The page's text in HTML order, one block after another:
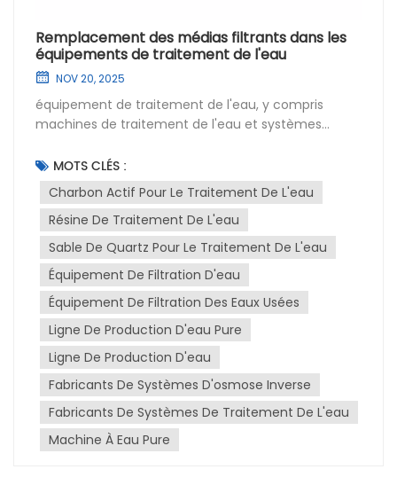
Remplacement des médias filtrants dans les
équipements de traitement de l'eau
NOV 20, 2025
équipement de traitement de l'eau, y compris
machines de traitement de l'eau et systèmes
éliminer les impuretés et les contaminants de l'eau,
la rendant ainsi propre à divers usages. Avec le
temps, les matériaux filtrants utilisés (comme le
sable de quartz, le charbon actif et les résines
échangeuses d'ions) se saturent et perdent de leur
efficacité. Il est donc essentiel de les remplacer
régulièrement pour maintenir les performances du
système de traitement d'eau. Cet article explique
en détail comment remplacer le sable de quartz, le
charbon actif et les résines dans un équipement de
traitement d'eau.Introduction aux médias filtrantsLe
sable de quartz est utilisé dans les filtres
multimédias pour éliminer les matières en
suspension et les particules présentes dans l'eau. Le
charbon actif est un média filtrant qui adsorbe
efficacement les composés organiques, le chlore et
MOTS CLÉS :
Charbon Actif Pour Le Traitement De L'eau
Résine De Traitement De L'eau
Sable De Quartz Pour Le Traitement De L'eau
Équipement De Filtration D'eau
Équipement De Filtration Des Eaux Usées
Ligne De Production D'eau Pure
Ligne De Production D'eau
Fabricants De Systèmes D'osmose Inverse
Fabricants De Systèmes De Traitement De L'eau
Machine À Eau Pure